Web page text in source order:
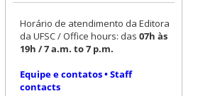
Horário de atendimento da Editora
da UFSC / Office hours: das 07h às
19h / 7 a.m. to 7 p.m.
Equipe e contatos • Staff
contacts